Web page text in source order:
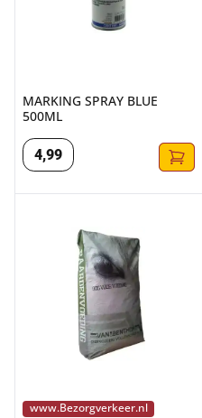
MARKING SPRAY BLUE
500ML
4,99
www.Bezorgverkeer.nl